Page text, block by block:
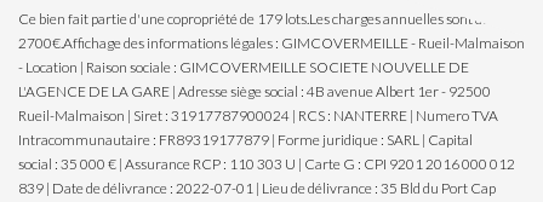
Ce bien fait partie d'une copropriété de 179 lots.Les charges annuelles sont de
2700€.Affichage des informations légales : GIMCOVERMEILLE - Rueil-Malmaison
- Location | Raison sociale : GIMCOVERMEILLE SOCIETE NOUVELLE DE
L'AGENCE DE LA GARE | Adresse siège social : 4B avenue Albert 1er - 92500
Rueil-Malmaison | Siret : 31917787900024 | RCS : NANTERRE | Numero TVA
Intracommunautaire : FR89319177879 | Forme juridique : SARL | Capital
social : 35 000 € | Assurance RCP : 110 303 U | Carte G : CPI 9201 2016 000 012
839 | Date de délivrance : 2022-07-01 | Lieu de délivrance : 35 Bld du Port Cap